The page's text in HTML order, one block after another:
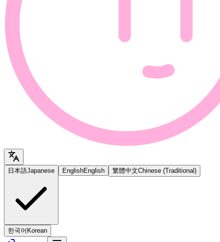
日本語Japanese EnglishEnglish 繁體中文Chinese (Traditional)
한국어 Korean